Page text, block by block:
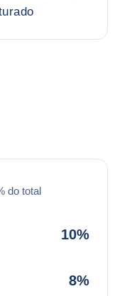
do total
10%
8%